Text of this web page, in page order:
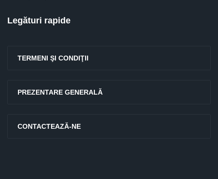
Legături rapide
TERMENI ŞI CONDIŢII
PREZENTARE GENERALĂ
CONTACTEAZĂ-NE